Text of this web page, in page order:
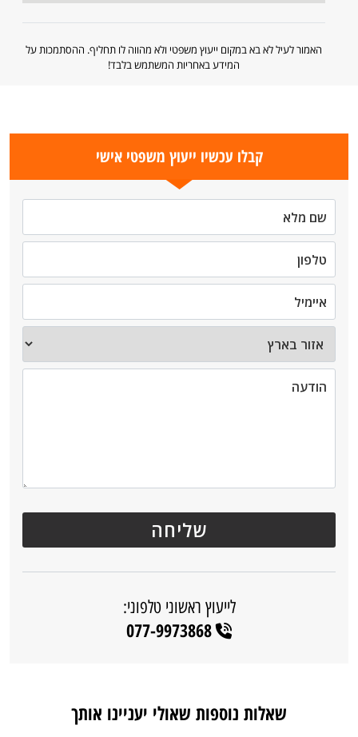
האמור לעיל לא בא במקום ייעוץ משפטי ולא מהווה לו תחליף. ההסתמכות על
המידע באחריות המשתמש בלבד!
קבלו עכשיו ייעוץ משפטי אישי
לייעוץ ראשוני טלפוני:
077-9973868
שאלות נוספות שאולי יעניינו אותך